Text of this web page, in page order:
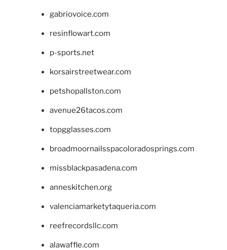
gabriovoice.com
resinflowart.com
p-sports.net
korsairstreetwear.com
petshopallston.com
avenue26tacos.com
topgglasses.com
broadmoornailsspacoloradosprings.com
missblackpasadena.com
anneskitchen.org
valenciamarketytaqueria.com
reefrecordsllc.com
alawaffle.com